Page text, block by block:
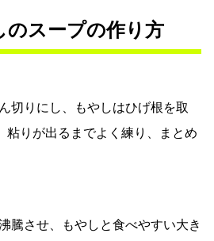
のスープの作り方
切りにし、もやしはひげ根を取
粘りが出るまでよく練り、まとめ
騰させ、もやしと食べやすい大き